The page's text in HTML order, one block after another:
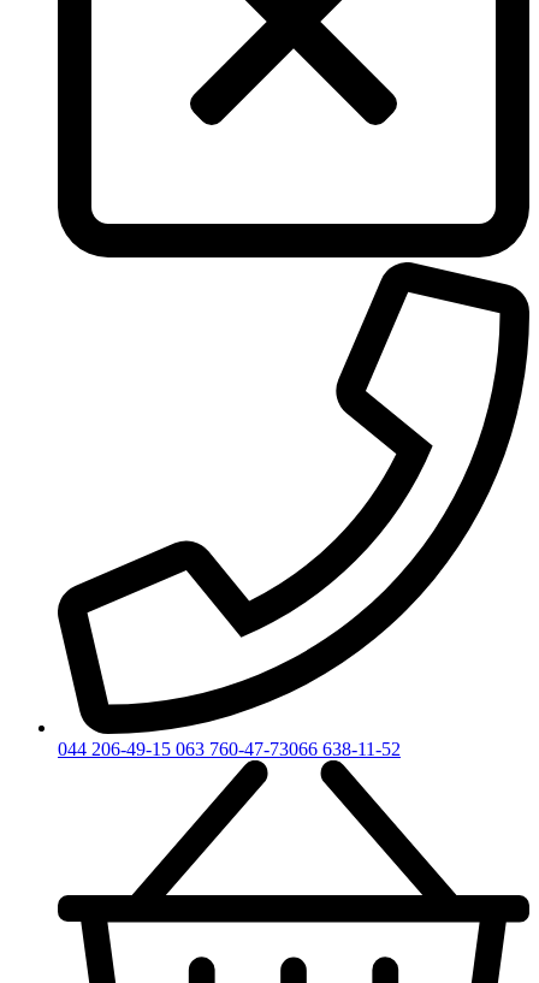
044 206-49-15 063 760-47-73066 638-11-52